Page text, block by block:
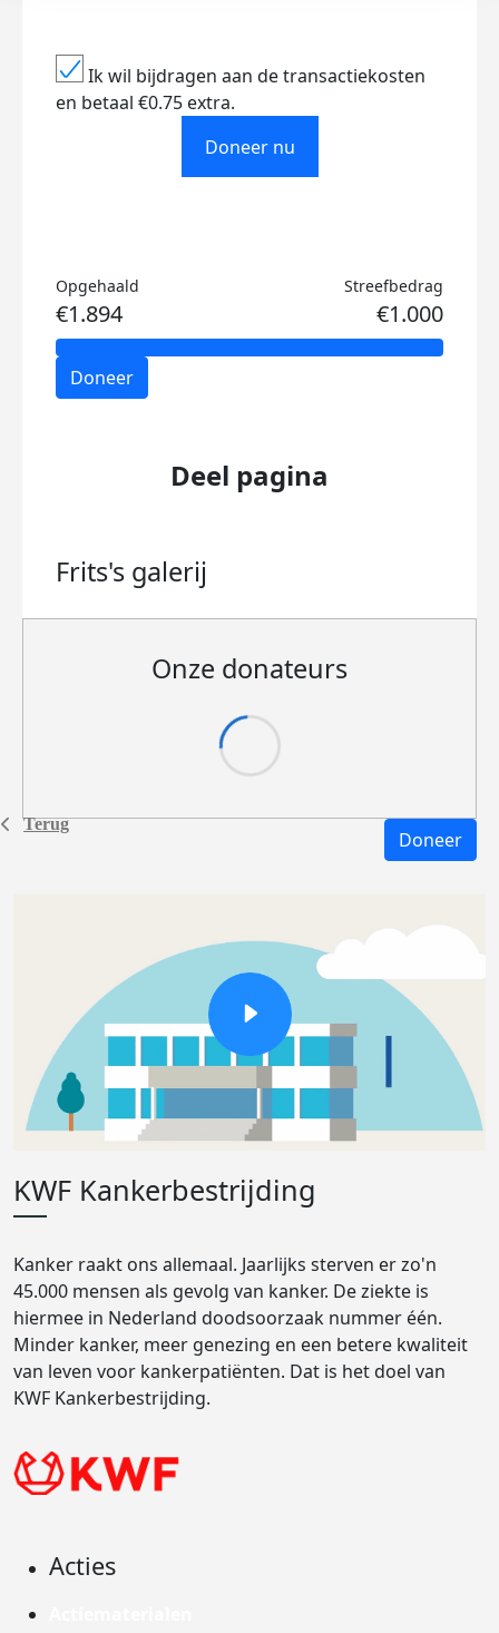
Terug
Ik wil bijdragen aan de transactiekosten
en betaal €0.75 extra.
Doneer nu
Opgehaald
€1.894
Streefbedrag
€1.000
Doneer
Deel pagina
Frits's galerij
Onze donateurs
Doneer
KWF Kankerbestrijding
Kanker raakt ons allemaal. Jaarlijks sterven er zo'n
45.000 mensen als gevolg van kanker. De ziekte is
hiermee in Nederland doodsoorzaak nummer één.
Minder kanker, meer genezing en een betere kwaliteit
van leven voor kankerpatiënten. Dat is het doel van
KWF Kankerbestrijding.
Acties